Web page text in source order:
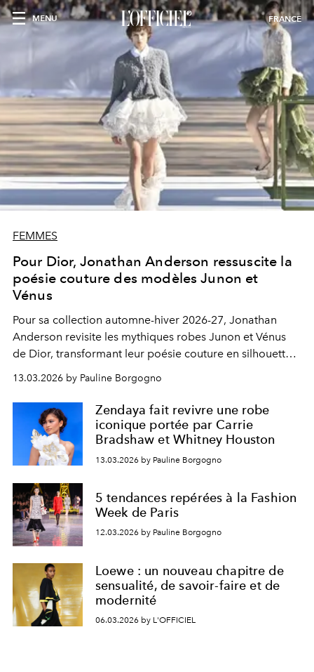
MENU FRANCE
FEMMES
Pour Dior, Jonathan Anderson ressuscite la
poésie couture des modèles Junon et
Vénus
Pour sa collection automne-hiver 2026-27, Jonathan
Anderson revisite les mythiques robes Junon et Vénus
de Dior, transformant leur poésie couture en silhouettes
contemporaines.
13.03.2026 by Pauline Borgogno
Zendaya fait revivre une robe
iconique portée par Carrie
Bradshaw et Whitney Houston
13.03.2026 by Pauline Borgogno
5 tendances repérées à la Fashion
Week de Paris
12.03.2026 by Pauline Borgogno
Loewe : un nouveau chapitre de
sensualité, de savoir-faire et de
modernité
06.03.2026 by L'OFFICIEL